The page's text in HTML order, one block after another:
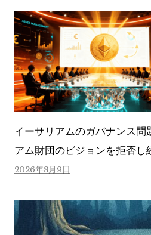
イーサリアムのガバナンス問
アム財団のビジョンを拒否し
2026年8月9日